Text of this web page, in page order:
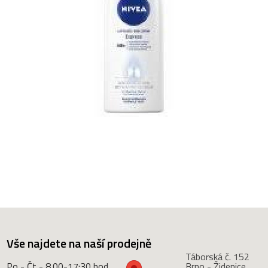
Vše najdete na naší prodejně
Táborská č. 152